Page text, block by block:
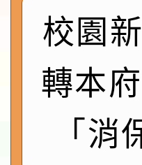
展演活
請一案
社團法
026
會」之
本校
第2次
告(採1
0 小時
轉知
校園
轉本
「